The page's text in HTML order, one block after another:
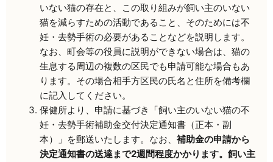
いない猫の存在と、この取り組みが飼い主のいない
猫を減らすための活動であること、そのためには不
妊・去勢手術の必要があることなどを説明します。
なお、町会等の役員に説明ができない場合は、猫の
生息する周辺の複数の区民でも申請可能な場合もあ
ります。その場合相手方区民の氏名と住所を備考欄
に記入してください。
保健所より、申請に基づき「飼い主のいない猫の不
妊・去勢手術補助金交付決定通知書（正本・副
本）」を郵送いたします。なお、 補助金の申請から
決定通知書の送達まで2週間程度かかります。飼い主